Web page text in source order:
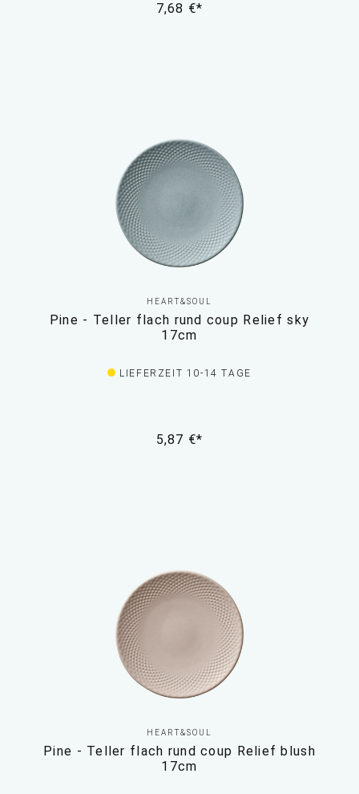
7,68 €*
HEART&SOUL
Pine - Teller flach rund coup Relief sky
17cm
LIEFERZEIT 10-14 TAGE
5,87 €*
HEART&SOUL
Pine - Teller flach rund coup Relief blush
17cm